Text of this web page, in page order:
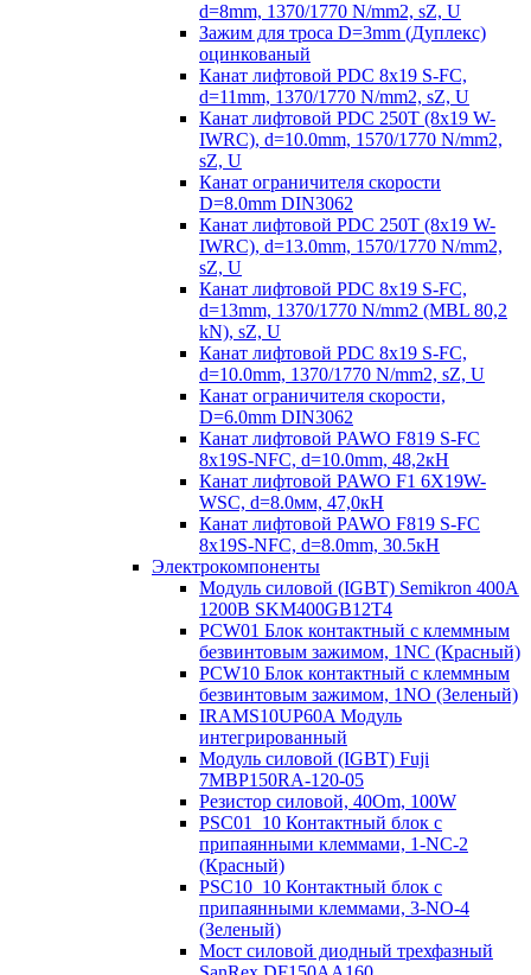
d=8mm, 1370/1770 N/mm2, sZ, U
Зажим для троса D=3mm (Дуплекс)
оцинкованый
Канат лифтовой PDC 8x19 S-FC,
d=11mm, 1370/1770 N/mm2, sZ, U
Канат лифтовой PDC 250T (8x19 W-
IWRC), d=10.0mm, 1570/1770 N/mm2,
sZ, U
Канат ограничителя скорости
D=8.0mm DIN3062
Канат лифтовой PDC 250T (8x19 W-
IWRC), d=13.0mm, 1570/1770 N/mm2,
sZ, U
Канат лифтовой PDC 8х19 S-FC,
d=13mm, 1370/1770 N/mm2 (MBL 80,2
kN), sZ, U
Канат лифтовой PDC 8x19 S-FC,
d=10.0mm, 1370/1770 N/mm2, sZ, U
Канат ограничителя скорости,
D=6.0mm DIN3062
Канат лифтовой PAWO F819 S-FC
8х19S-NFC, d=10.0mm, 48,2кН
Канат лифтовой PAWO F1 6X19W-
WSC, d=8.0мм, 47,0кН
Канат лифтовой PAWO F819 S-FC
8х19S-NFC, d=8.0mm, 30.5кН
Электрокомпоненты
Модуль силовой (IGBT) Semikron 400А
1200В SKM400GB12T4
PCW01 Блок контактный с клеммным
безвинтовым зажимом, 1NC (Красный)
PCW10 Блок контактный с клеммным
безвинтовым зажимом, 1NO (Зеленый)
IRAMS10UP60A Модуль
интегрированный
Модуль силовой (IGBT) Fuji
7MBP150RA-120-05
Резистор силовой, 40Om, 100W
PSC01_10 Контактный блок с
припаянными клеммами, 1-NC-2
(Красный)
PSC10_10 Контактный блок с
припаянными клеммами, 3-NO-4
(Зеленый)
Мост силовой диодный трехфазный